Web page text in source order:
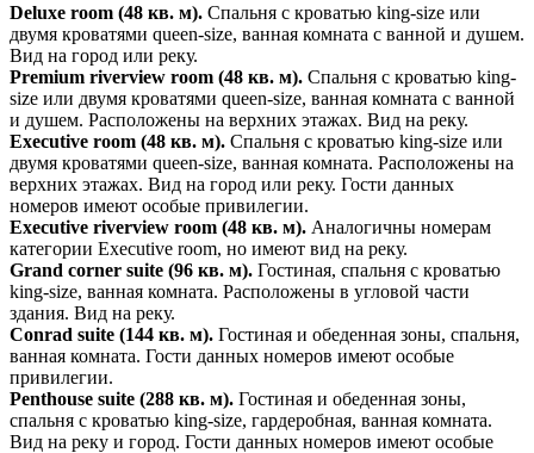
Deluxe room (48 кв. м). Спальня с кроватью king-size или
двумя кроватями queen-size, ванная комната с ванной и душем.
Вид на город или реку.
Premium riverview room (48 кв. м). Спальня с кроватью king-
size или двумя кроватями queen-size, ванная комната с ванной
и душем. Расположены на верхних этажах. Вид на реку.
Executive room (48 кв. м). Спальня с кроватью king-size или
двумя кроватями queen-size, ванная комната. Расположены на
верхних этажах. Вид на город или реку. Гости данных
номеров имеют особые привилегии.
Executive riverview room (48 кв. м). Аналогичны номерам
категории Executive room, но имеют вид на реку.
Grand corner suite (96 кв. м). Гостиная, спальня с кроватью
king-size, ванная комната. Расположены в угловой части
здания. Вид на реку.
Conrad suite (144 кв. м). Гостиная и обеденная зоны, спальня,
ванная комната. Гости данных номеров имеют особые
привилегии.
Penthouse suite (288 кв. м). Гостиная и обеденная зоны,
спальня с кроватью king-size, гардеробная, ванная комната.
Вид на реку и город. Гости данных номеров имеют особые